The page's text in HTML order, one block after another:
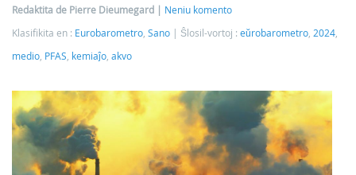
Redaktita de Pierre Dieumegard
Neniu komento
Klasifikita en : Eurobarometro Sano Ŝlosil-vortoj : eŭrobarometro 2024
medio PFAS kemiaĵo akvo